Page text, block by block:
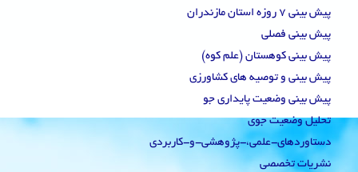
پیش بینی 7 روزه استان مازندران
پیش بینی فصلی
پیش بینی کوهستان (علم کوه)
پیش بینی و توصیه های کشاورزی
پیش بینی وضعیت پایداری جو
تحلیل وضعیت جوی
دستاوردهای-علمی،-پژوهشی-و-کاربردی
نشریات تخصصی